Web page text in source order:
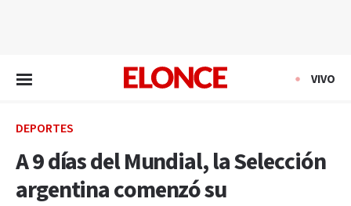
VIVO
DEPORTES
A 9 días del Mundial, la Selección
argentina comenzó su